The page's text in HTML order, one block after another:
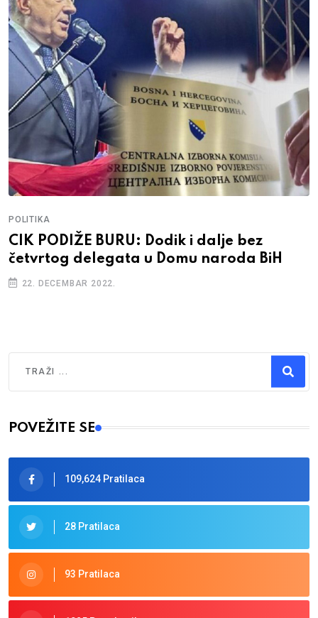
POLITIKA
CIK PODIŽE BURU: Dodik i dalje bez
četvrtog delegata u Domu naroda BiH
22. DECEMBAR 2022.
Type 2 or more characters for results.
POVEŽITE SE
109,624 Pratilaca
28 Pratilaca
93 Pratilaca